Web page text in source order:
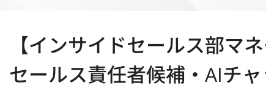
【インサイドセールス部マ
セールス責任者候補・AIチ